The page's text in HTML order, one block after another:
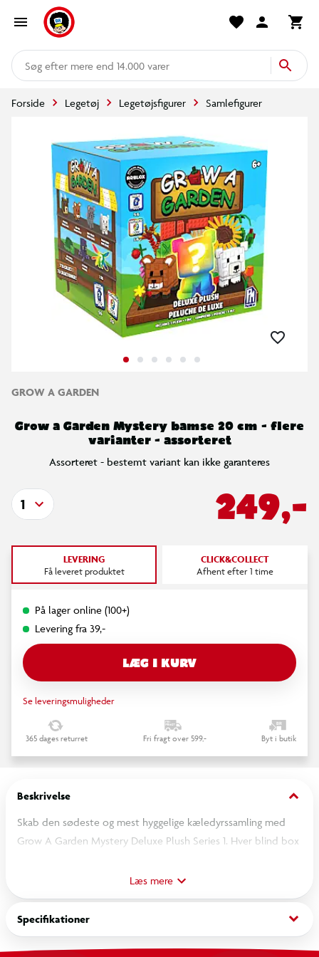
mere end 14.000 varer
Forside Legetøj Legetøjsfigurer Samlefigurer
GROW A GARDEN
Grow a Garden Mystery bamse 20 cm - flere
varianter - assorteret
Assorteret - bestemt variant kan ikke garanteres
249,-
1
LEVERING
Få leveret produktet
CLICK&COLLECT
Afhent efter 1 time
På lager online (100+)
Levering fra 39,-
LÆG I KURV
Se leveringsmuligheder
365 dages returret Fri fragt over 599,- Byt i butik
Beskrivelse keyboard_arrow_down
Skab den sødeste og mest hyggelige kæledyrssamling med
Grow A Garden Mystery Deluxe Plush Series 1. Hver blind box
plysbamse, inspireret af de ikoniske kæledyr fra spillet Grow A
Garden.
Hvilken får du? Det kan være Bear Bee, Red Fox, Grey Mouse,
Sea Turtle, Mimic Octopus, Polar Bear eller den sjældne
Læs mere
Specifikationer keyboard_arrow_down